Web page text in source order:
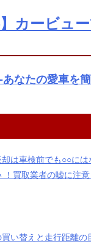
】カービュ
なたの愛車を
は車検前でも○○には
！買取業者の嘘に注意
買い替えと走行距離の